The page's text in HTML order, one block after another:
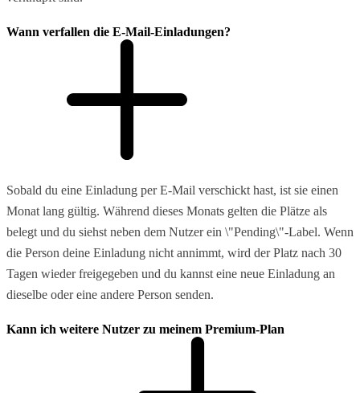
Wann verfallen die E-Mail-Einladungen?
Sobald du eine Einladung per E-Mail verschickt hast, ist sie einen
Monat lang gültig. Während dieses Monats gelten die Plätze als
belegt und du siehst neben dem Nutzer ein \"Pending\"-Label. Wenn
die Person deine Einladung nicht annimmt, wird der Platz nach 30
Tagen wieder freigegeben und du kannst eine neue Einladung an
dieselbe oder eine andere Person senden.
Kann ich weitere Nutzer zu meinem Premium-Plan